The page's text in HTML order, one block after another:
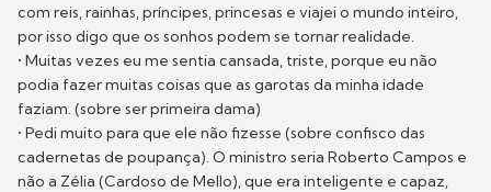
com reis, rainhas, príncipes, princesas e viajei o mundo inteiro,
por isso digo que os sonhos podem se tornar realidade.
• Muitas vezes eu me sentia cansada, triste, porque eu não
podia fazer muitas coisas que as garotas da minha idade
faziam. (sobre ser primeira dama)
• Pedi muito para que ele não fizesse (sobre confisco das
cadernetas de poupança). O ministro seria Roberto Campos e
não a Zélia (Cardoso de Mello), que era inteligente e capaz,